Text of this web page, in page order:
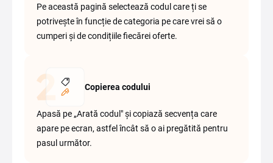
Pe această pagină selectează codul care ți se
potrivește în funcție de categoria pe care vrei să o
cumperi și de condițiile fiecărei oferte.
Copierea codului
Apasă pe „Arată codul" și copiază secvența care
apare pe ecran, astfel încât să o ai pregătită pentru
pasul următor.